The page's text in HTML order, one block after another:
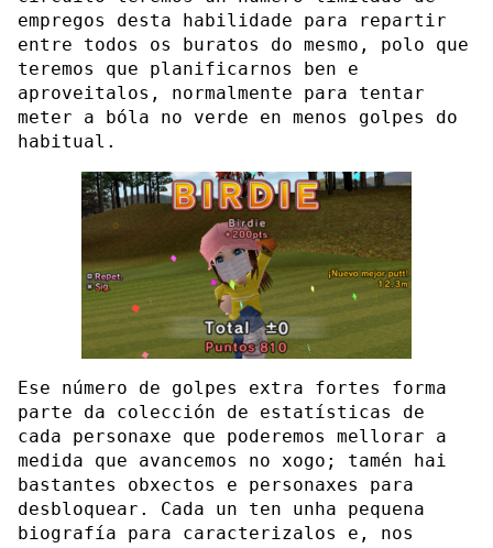
empregos desta habilidade para repartir
entre todos os buratos do mesmo, polo que
teremos que planificarnos ben e
aproveitalos, normalmente para tentar
meter a bóla no verde en menos golpes do
habitual.
Ese número de golpes extra fortes forma
parte da colección de estatísticas de
cada personaxe que poderemos mellorar a
medida que avancemos no xogo; tamén hai
bastantes obxectos e personaxes para
desbloquear. Cada un ten unha pequena
biografía para caracterizalos e, nos